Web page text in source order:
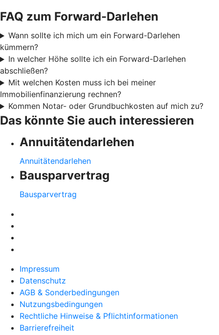
FAQ zum Forward-Darlehen
Wann sollte ich mich um ein Forward-Darlehen
kümmern?
In welcher Höhe sollte ich ein Forward-Darlehen
abschließen?
Mit welchen Kosten muss ich bei meiner
Immobilienfinanzierung rechnen?
Kommen Notar- oder Grundbuchkosten auf mich zu?
Das könnte Sie auch interessieren
Annuitätendarlehen
Annuitätendarlehen
Bausparvertrag
Bausparvertrag
Impressum
Datenschutz
AGB & Sonderbedingungen
Nutzungsbedingungen
Rechtliche Hinweise & Pflichtinformationen
Barrierefreiheit